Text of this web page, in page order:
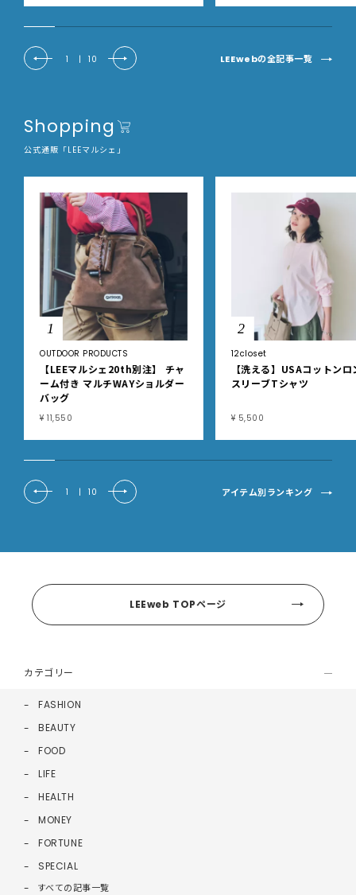
1 | 10 LEEwebの全記事一覧
Shopping
公式通販「LEEマルシェ」
1
OUTDOOR PRODUCTS
【LEEマルシェ20th別注】 チャ
ーム付き マルチWAYショルダー
バッグ
¥ 11,550
2
12closet
【洗える】USAコットンロ
スリーブTシャツ
¥ 5,500
1 | 10 アイテム別ランキング
LEEweb TOPページ
カテゴリー
FASHION
BEAUTY
FOOD
LIFE
HEALTH
MONEY
FORTUNE
SPECIAL
すべての記事一覧